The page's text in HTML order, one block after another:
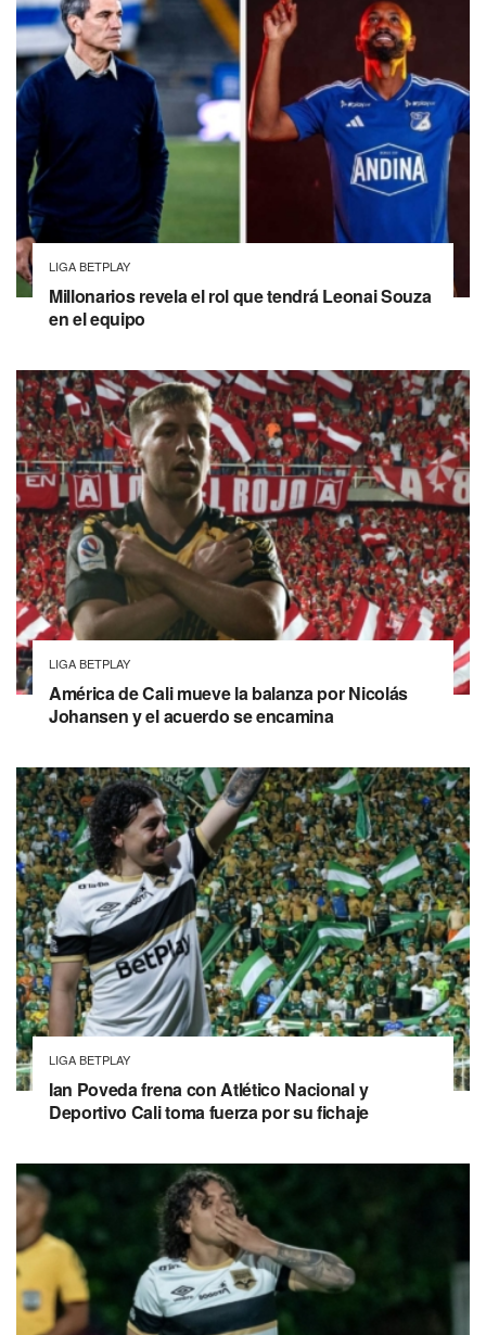
LIGA BETPLAY
Millonarios revela el rol que tendrá Leonai Souza
en el equipo
LIGA BETPLAY
América de Cali mueve la balanza por Nicolás
Johansen y el acuerdo se encamina
LIGA BETPLAY
Ian Poveda frena con Atlético Nacional y
Deportivo Cali toma fuerza por su fichaje